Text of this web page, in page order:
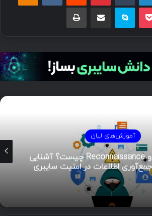
پاکت اسکایپ چاپ
آموزش‌های لیان
هوش تهدیدات سایبری (CTI)؛ راهنمای جامع از
تحلیل تا مدیریت رخداد